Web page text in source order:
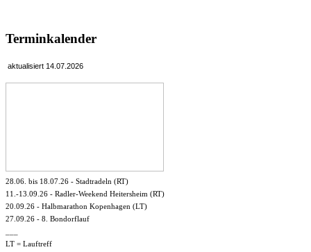
Terminkalender
aktualisiert 14.07.2026
28.06. bis 18.07.26 - Stadtradeln (RT)
11.-13.09.26 - Radler-Weekend Heitersheim (RT)
20.09.26 - Halbmarathon Kopenhagen (LT)
27.09.26 - 8. Bondorflauf
LT = Lauftreff